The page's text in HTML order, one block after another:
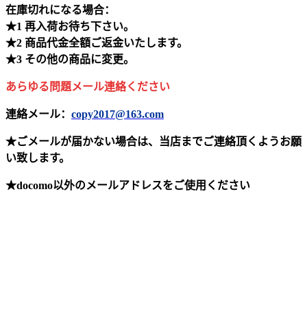
在庫切れになる場合：
★1 再入荷お待ち下さい。
★2 商品代金全額ご返金いたします。
★3 その他の商品に変更。
あらゆる問題メール連絡ください
連絡メール： copy2017@163.com
★ごメールが届かない場合は、当店までご連絡頂くようお願
い致します。
★docomo以外のメールアドレスをご使用ください